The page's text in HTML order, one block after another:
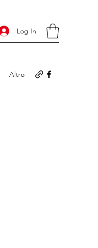
Log In
Altro